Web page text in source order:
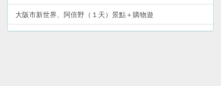
大阪市新世界、阿倍野（１天）景點＋購物遊
和歌山熊野古道—勝浦、新宮、那智山（２天）溫泉＋文化遺